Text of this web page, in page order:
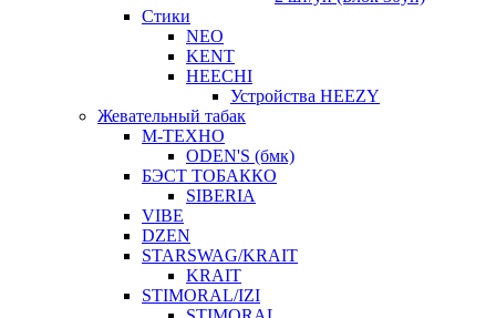
Стики
NEO
KENT
HEECHI
Устройства HEEZY
Жевательный табак
М-ТЕХНО
ODEN'S (бмк)
БЭСТ ТОБАККО
SIBERIA
VIBE
DZEN
STARSWAG/KRAIT
KRAIT
STIMORAL/IZI